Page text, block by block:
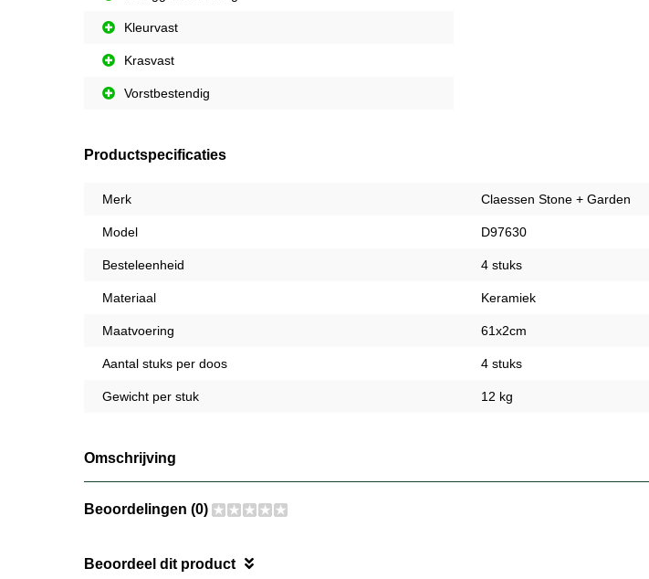
Kleurvast
Krasvast
Vorstbestendig
Productspecificaties
Merk Claessen Stone + Garden
Model D97630
Besteleenheid 4 stuks
Materiaal Keramiek
Maatvoering 61x2cm
Aantal stuks per doos 4 stuks
Gewicht per stuk 12 kg
Omschrijving
Beoordelingen (0)
Beoordeel dit product